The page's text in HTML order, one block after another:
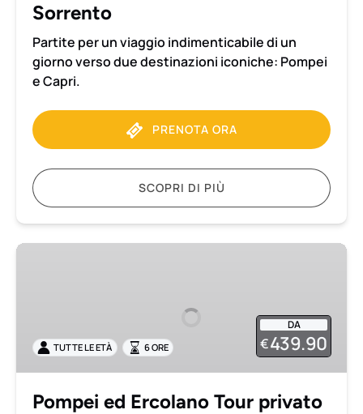
Sorrento
Sorrento
Partite per un viaggio indimenticabile di un
giorno verso due destinazioni iconiche: Pompei
e Capri.
PRENOTA ORA
SCOPRI DI PIÙ
Pompei
con
ingressi
DA
€439.90
TUTTE LE ETÀ 6 ORE
Pompei ed Ercolano Tour privato